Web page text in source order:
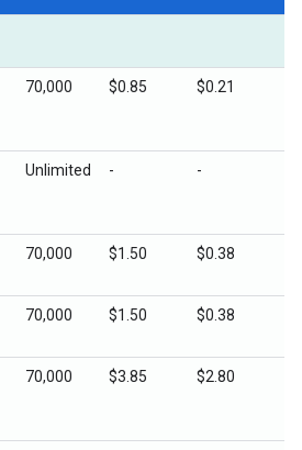
70,000 $0.85 $0.21
Unlimited - -
70,000 $1.50 $0.38
70,000 $1.50 $0.38
70,000 $3.85 $2.80